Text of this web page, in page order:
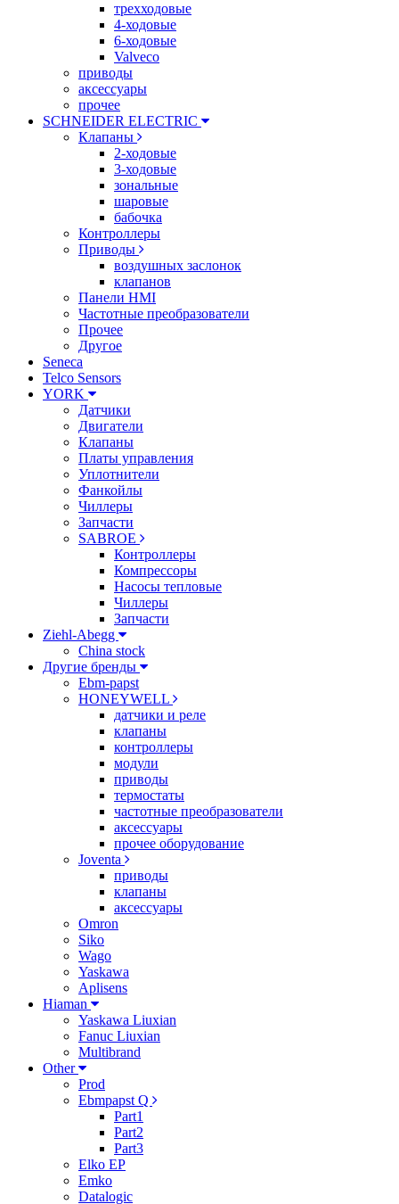
трехходовые
4-ходовые
6-ходовые
Valveco
приводы
аксессуары
прочее
SCHNEIDER ELECTRIC
Клапаны
2-ходовые
3-ходовые
зональные
шаровые
бабочка
Контроллеры
Приводы
воздушных заслонок
клапанов
Панели HMI
Частотные преобразователи
Прочее
Другое
Seneca
Telco Sensors
YORK
Датчики
Двигатели
Клапаны
Платы управления
Уплотнители
Фанкойлы
Чиллеры
Запчасти
SABROE
Контроллеры
Компрессоры
Насосы тепловые
Чиллеры
Запчасти
Ziehl-Abegg
China stock
Другие бренды
Ebm-papst
HONEYWELL
датчики и реле
клапаны
контроллеры
модули
приводы
термостаты
частотные преобразователи
аксессуары
прочее оборудование
Joventa
приводы
клапаны
аксессуары
Omron
Siko
Wago
Yaskawa
Aplisens
Hiaman
Yaskawa Liuxian
Fanuc Liuxian
Multibrand
Other
Prod
Ebmpapst Q
Part1
Part2
Part3
Elko EP
Emko
Datalogic